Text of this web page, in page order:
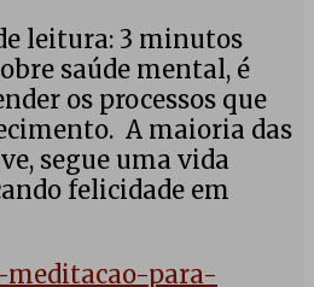
leitura: 3 minutos
saúde mental, é
os processos que
A maioria das
segue uma vida
felicidade em